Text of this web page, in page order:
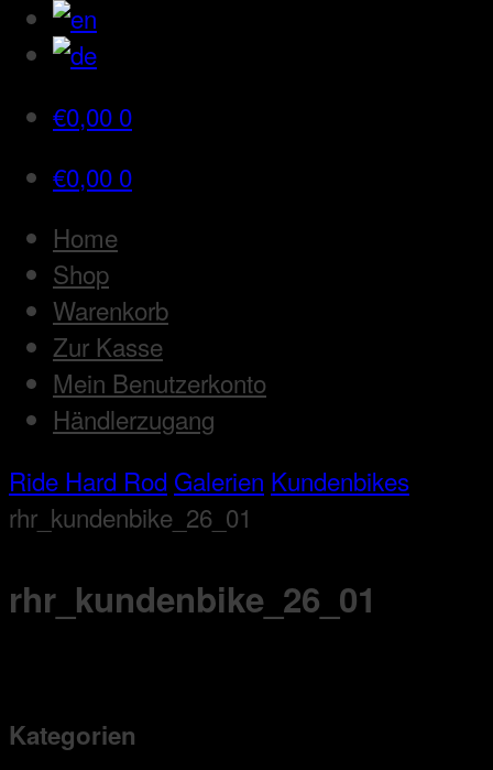
€0,00 0
€0,00 0
Home
Shop
Warenkorb
Zur Kasse
Mein Benutzerkonto
Händlerzugang
Ride Hard Rod Galerien Kundenbikes
rhr_kundenbike_26_01
rhr_kundenbike_26_01
Kategorien